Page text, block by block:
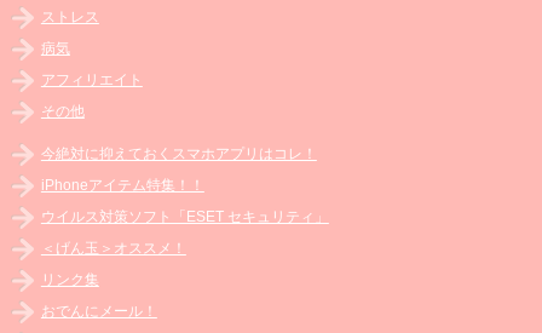
ストレス
病気
アフィリエイト
その他
今絶対に抑えておくスマホアプリはコレ！
iPhoneアイテム特集！！
ウイルス対策ソフト「ESET セキュリティ」
＜げん玉＞オススメ！
リンク集
おでんにメール！